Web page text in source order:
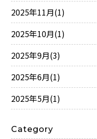
2025年11月(1)
2025年10月(1)
2025年9月(3)
2025年6月(1)
2025年5月(1)
Category